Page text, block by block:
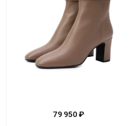
79 950 ₽